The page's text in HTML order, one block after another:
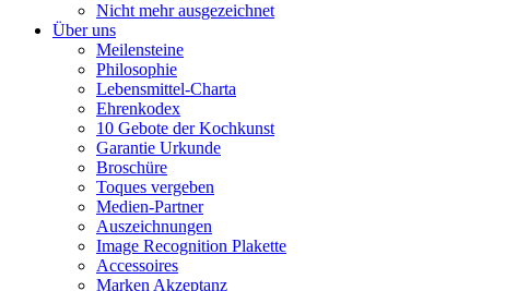
Nicht mehr ausgezeichnet
Über uns
Meilensteine
Philosophie
Lebensmittel-Charta
Ehrenkodex
10 Gebote der Kochkunst
Garantie Urkunde
Broschüre
Toques vergeben
Medien-Partner
Auszeichnungen
Image Recognition Plakette
Accessoires
Marken Akzeptanz